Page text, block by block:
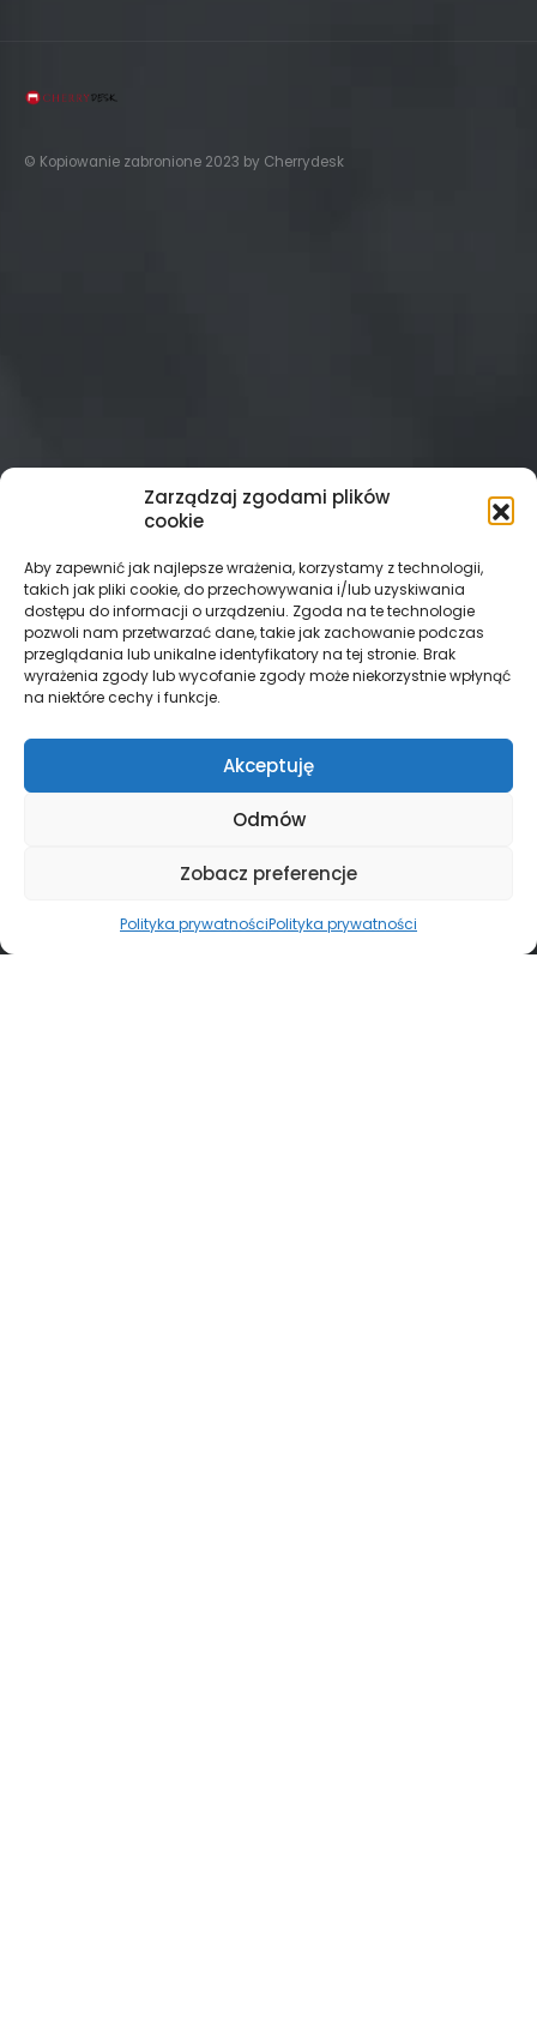
Zarządzaj zgodami plików
cookie
Aby zapewnić jak najlepsze wrażenia, korzystamy z technologii,
takich jak pliki cookie, do przechowywania i/lub uzyskiwania
dostępu do informacji o urządzeniu. Zgoda na te technologie
pozwoli nam przetwarzać dane, takie jak zachowanie podczas
przeglądania lub unikalne identyfikatory na tej stronie. Brak
wyrażenia zgody lub wycofanie zgody może niekorzystnie wpłynąć
na niektóre cechy i funkcje.
Akceptuję
Odmów
Zobacz preferencje
Polityka prywatnościPolityka prywatności
© Kopiowanie zabronione 2023 by Cherrydesk